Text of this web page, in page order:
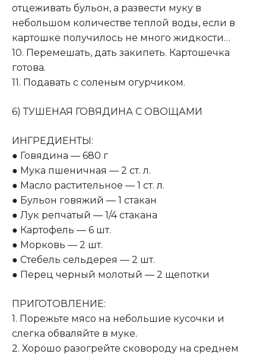
отцеживать бульон, а развести муку в
небольшом количестве теплой воды, если в
картошке получилось не много жидкости…
10. Перемешать, дать закипеть. Картошечка
готова.
11. Подавать с соленым огурчиком.
6) ТУШЕНАЯ ГОВЯДИНА С ОВОЩАМИ
ИНГРЕДИЕНТЫ:
● Говядина — 680 г
● Мука пшеничная — 2 ст. л.
● Масло растительное — 1 ст. л.
● Бульон говяжий — 1 стакан
● Лук репчатый — 1/4 стакана
● Картофель — 6 шт.
● Морковь — 2 шт.
● Стебель сельдерея — 2 шт.
● Перец черный молотый — 2 щепотки
ПРИГОТОВЛЕНИЕ:
1. Порежьте мясо на небольшие кусочки и
слегка обваляйте в муке.
2. Хорошо разогрейте сковороду на среднем